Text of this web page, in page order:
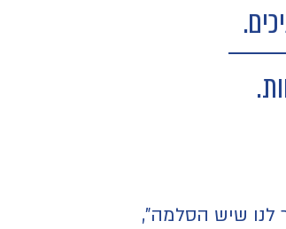
לנו שיש הסלמה",